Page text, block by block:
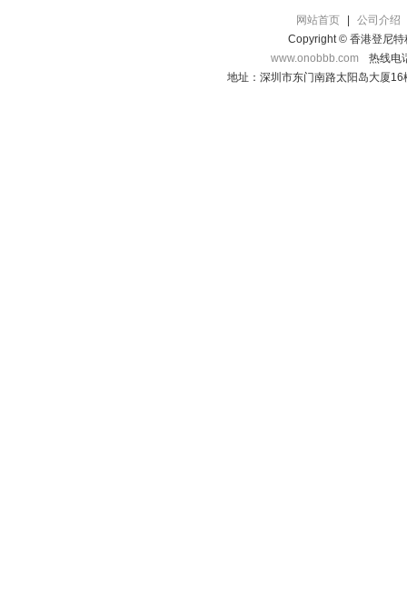
网站首页
公司介绍
Copyright © 香港登尼特
www.onobbb.com
热线电
地址：深圳市东门南路太阳岛大厦